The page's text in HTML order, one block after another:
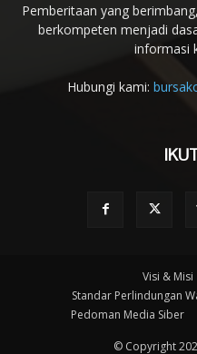
Pemberitaan yang
berkompeten menjadi
informasi
Hubungi kami:
Visi & Misi
Standar Perlindungan
Pedoman Media Siber
© Copyright